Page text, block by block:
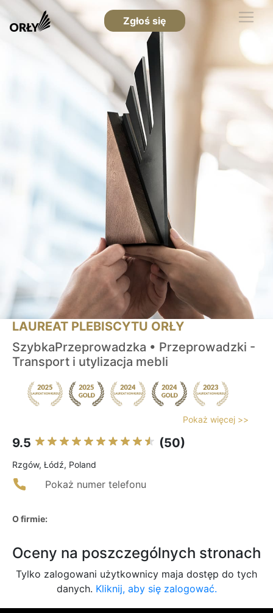
Zgłoś się
LAUREAT PLEBISCYTU ORŁY
SzybkaPrzeprowadzka • Przeprowadzki -
Transport i utylizacja mebli
Pokaż więcej >>
9.5 (50)
Rzgów, Łódź, Poland
Pokaż numer telefonu
O firmie:
Oceny na poszczególnych stronach
Tylko zalogowani użytkownicy maja dostęp do tych
danych. Kliknij, aby się zalogować.